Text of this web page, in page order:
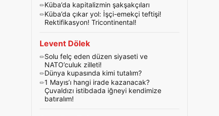
Küba’da kapitalizmin şakşakçıları
Küba’da çıkar yol: İşçi-emekçi teftişi!
Rektifikasyon! Tricontinental!
Levent Dölek
Solu felç eden düzen siyaseti ve
NATO’culuk zilleti!
Dünya kupasında kimi tutalım?
1 Mayıs’ı hangi irade kazanacak?
Çuvaldızı istibdada iğneyi kendimize
batıralım!